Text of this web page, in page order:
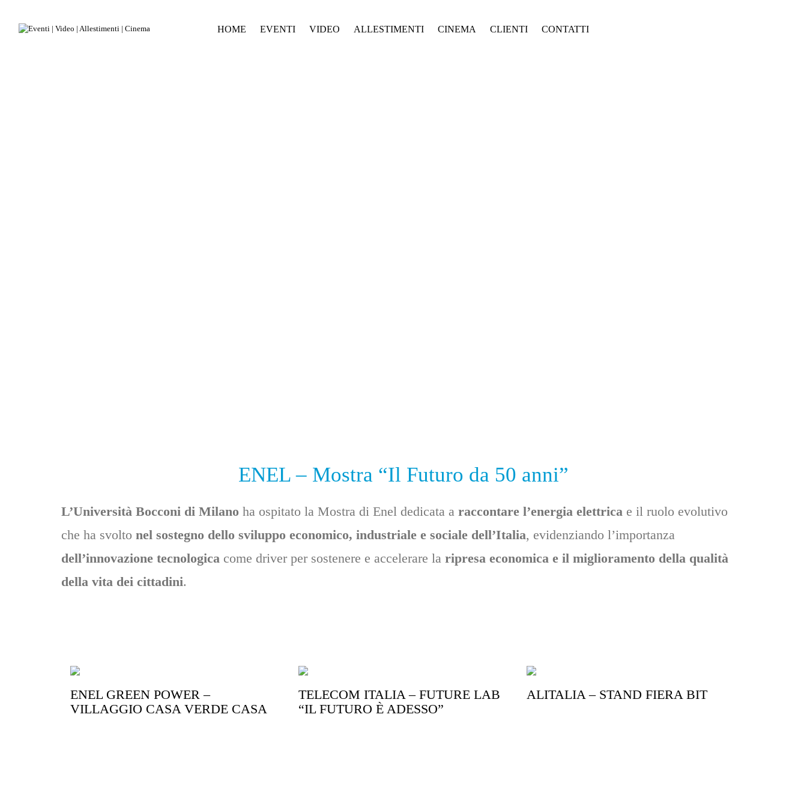
HOME EVENTI VIDEO ALLESTIMENTI CINEMA CLIENTI CONTATTI
ENEL – Mostra “Il Futuro da 50 anni”
L’Università Bocconi di Milano ha ospitato la Mostra di Enel dedicata a raccontare l’energia elettrica e il ruolo evolutivo
che ha svolto nel sostegno dello sviluppo economico, industriale e sociale dell’Italia, evidenziando l’importanza
dell’innovazione tecnologica come driver per sostenere e accelerare la ripresa economica e il miglioramento della qualità
della vita dei cittadini.
ENEL GREEN POWER –
VILLAGGIO CASA VERDE CASA
TELECOM ITALIA – FUTURE LAB
“IL FUTURO È ADESSO”
ALITALIA – STAND FIERA BIT